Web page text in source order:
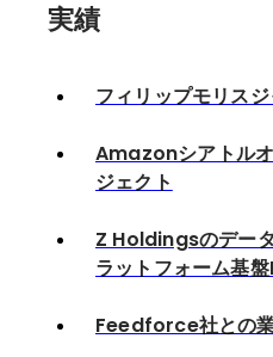
実績
フィリップモリス
Amazonシアトル
ジェクト
Z Holdingsのデー
ラットフォーム基
Feedforce社との